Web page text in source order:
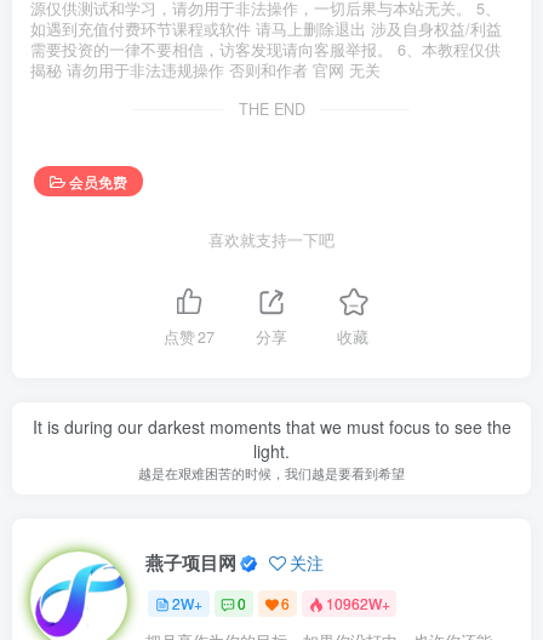
源仅供测试和学习，请勿用于非法操作，一切后果与本站无关。 5、
如遇到充值付费环节课程或软件 请马上删除退出 涉及自身权益/利益
需要投资的一律不要相信，访客发现请向客服举报。 6、本教程仅供
揭秘 请勿用于非法违规操作 否则和作者 官网 无关
THE END
会员免费
喜欢就支持一下吧
点赞27 分享 收藏
It is during our darkest moments that we must focus to see the
light.
越是在艰难困苦的时候，我们越是要看到希望
燕子项目网 关注
2W+ 0 6 10962W+